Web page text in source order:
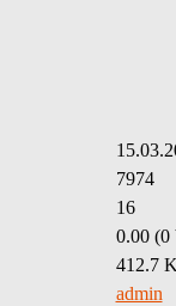
7974
16
0.00 (0
412.7
admin